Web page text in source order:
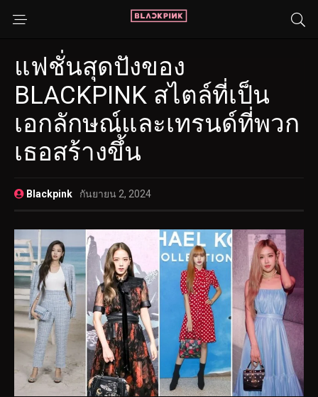
แฟชั่นสุดปังของ
BLACKPINK สไตล์ที่เป็น
เอกลักษณ์และเทรนด์ที่พวก
เธอสร้างขึ้น
Blackpink กันยายน 2, 2024